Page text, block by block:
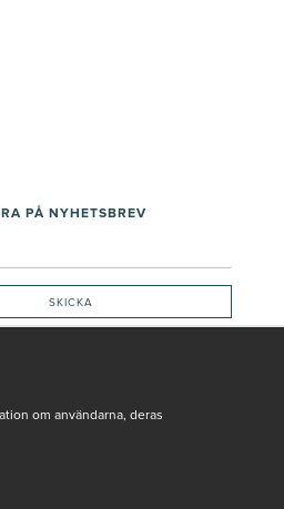
PÅ NYHETSBREV
om användarna, deras